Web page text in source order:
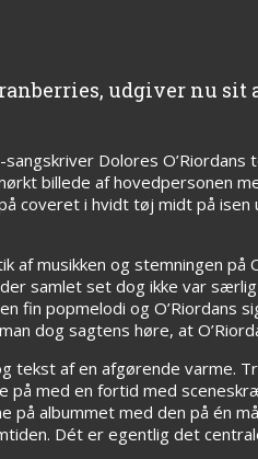
udgiver nu
Dolores O’Riordans
billede af hovedpersonen
coveret i hvidt tøj midt på
musikken og stemningen på
samlet set dog ikke var
fin popmelodi og
dog sagtens høre, at
af en afgørende varme.
på med en fortid med
på albummet med den på én
Dét er egentlig det